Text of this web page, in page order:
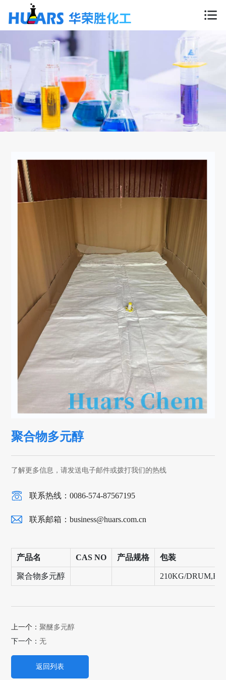
聚合物多元醇
了解更多信息，请发送电子邮件或拨打我们的热线
联系热线：0086-574-87567195
联系邮箱：business@huars.com.cn
产品名 CAS NO 产品规格 包装
聚合物多元醇 210KG/
上一个：聚醚多元醇
下一个：无
返回列表